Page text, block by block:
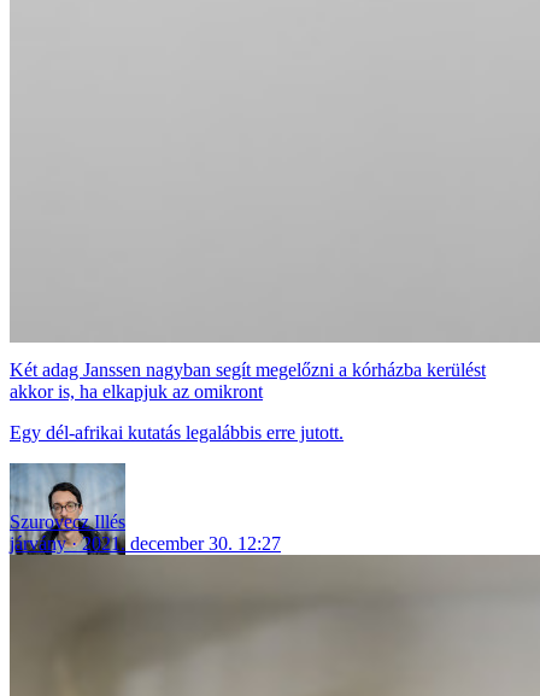
Két adag Janssen nagyban segít megelőzni a kórházba kerülést
akkor is, ha elkapjuk az omikront
Egy dél-afrikai kutatás legalábbis erre jutott.
Szurovecz Illés
járvány
2021. december 30. 12:27